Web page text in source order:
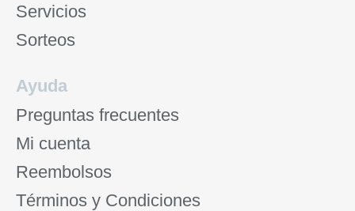
Servicios
Sorteos
Ayuda
Preguntas frecuentes
Mi cuenta
Reembolsos
Términos y Condiciones